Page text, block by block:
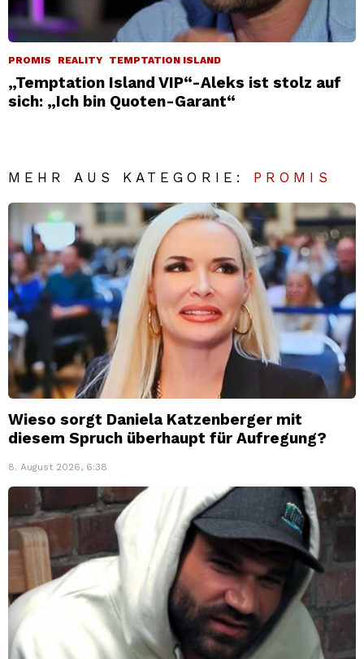
PROMIS REALITY TEMPTATION ISLAND
„Temptation Island VIP“-Aleks ist stolz auf
sich: „Ich bin Quoten-Garant“
MEHR AUS KATEGORIE: PROMIS
Wieso sorgt Daniela Katzenberger mit
diesem Spruch überhaupt für Aufregung?
8. August 2026, 6:38